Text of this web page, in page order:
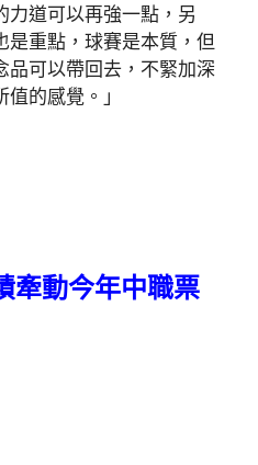
力道可以再強一點，另
是重點，球賽是本質，但
品可以帶回去，不緊加深
的感覺。」
牽動今年中職票